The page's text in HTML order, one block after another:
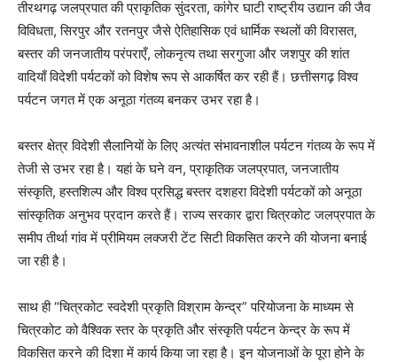
तीरथगढ़ जलप्रपात की प्राकृतिक सुंदरता, कांगेर घाटी राष्ट्रीय उद्यान की जैव
विविधता, सिरपुर और रतनपुर जैसे ऐतिहासिक एवं धार्मिक स्थलों की विरासत,
बस्तर की जनजातीय परंपराएँ, लोकनृत्य तथा सरगुजा और जशपुर की शांत
वादियाँ विदेशी पर्यटकों को विशेष रूप से आकर्षित कर रही हैं। छत्तीसगढ़ विश्व
पर्यटन जगत में एक अनूठा गंतव्य बनकर उभर रहा है।
बस्तर क्षेत्र विदेशी सैलानियों के लिए अत्यंत संभावनाशील पर्यटन गंतव्य के रूप में
तेजी से उभर रहा है। यहां के घने वन, प्राकृतिक जलप्रपात, जनजातीय
संस्कृति, हस्तशिल्प और विश्व प्रसिद्ध बस्तर दशहरा विदेशी पर्यटकों को अनूठा
सांस्कृतिक अनुभव प्रदान करते हैं। राज्य सरकार द्वारा चित्रकोट जलप्रपात के
समीप तीर्था गांव में प्रीमियम लक्जरी टेंट सिटी विकसित करने की योजना बनाई
जा रही है।
साथ ही “चित्रकोट स्वदेशी प्रकृति विश्राम केन्द्र” परियोजना के माध्यम से
चित्रकोट को वैश्विक स्तर के प्रकृति और संस्कृति पर्यटन केन्द्र के रूप में
विकसित करने की दिशा में कार्य किया जा रहा है। इन योजनाओं के पूरा होने के